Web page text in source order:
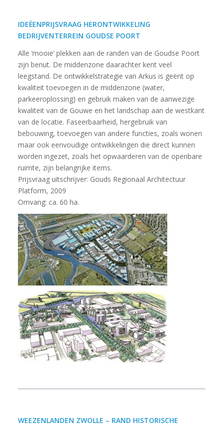
IDEËENPRIJSVRAAG HERONTWIKKELING
BEDRIJVENTERREIN GOUDSE POORT
Alle ‘mooie’ plekken aan de randen van de Goudse Poort
zijn benut. De middenzone daarachter kent veel
leegstand. De ontwikkelstrategie van Arkus is geënt op
kwaliteit toevoegen in de middenzone (water,
parkeeroplossing) en gebruik maken van de aanwezige
kwaliteit van de Gouwe en het landschap aan de westkant
van de locatie. Faseerbaarheid, hergebruik van
bebouwing, toevoegen van andere functies, zoals wonen
maar ook eenvoudige ontwikkelingen die direct kunnen
worden ingezet, zoals het opwaarderen van de openbare
ruimte, zijn belangrijke items.
Prijsvraag uitschrijver: Gouds Regionaal Architectuur
Platform, 2009
Omvang: ca. 60 ha.
WEEZENLANDEN ZWOLLE – RAND HISTORISCHE